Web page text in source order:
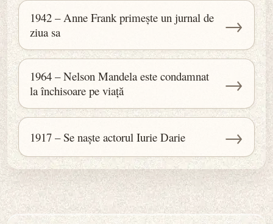
1942 – Anne Frank primește un jurnal de
ziua sa
→
1964 – Nelson Mandela este condamnat
la închisoare pe viață
→
1917 – Se naște actorul Iurie Darie →